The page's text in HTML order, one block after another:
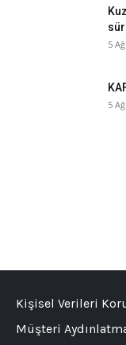
5
5
Kişisel Verileri
Müşteri